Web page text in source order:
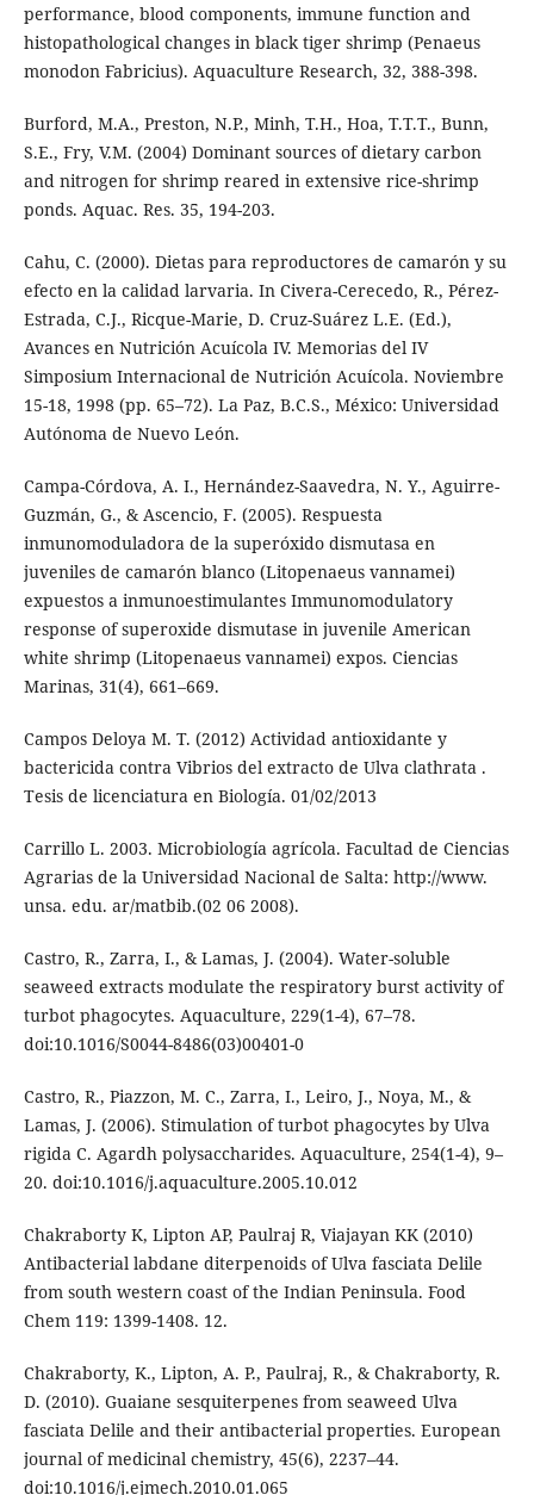
performance, blood components, immune function and
histopathological changes in black tiger shrimp (Penaeus
monodon Fabricius). Aquaculture Research, 32, 388-398.
Burford, M.A., Preston, N.P., Minh, T.H., Hoa, T.T.T., Bunn,
S.E., Fry, V.M. (2004) Dominant sources of dietary carbon
and nitrogen for shrimp reared in extensive rice-shrimp
ponds. Aquac. Res. 35, 194-203.
Cahu, C. (2000). Dietas para reproductores de camarón y su
efecto en la calidad larvaria. In Civera-Cerecedo, R., Pérez-
Estrada, C.J., Ricque-Marie, D. Cruz-Suárez L.E. (Ed.),
Avances en Nutrición Acuícola IV. Memorias del IV
Simposium Internacional de Nutrición Acuícola. Noviembre
15-18, 1998 (pp. 65–72). La Paz, B.C.S., México: Universidad
Autónoma de Nuevo León.
Campa-Córdova, A. I., Hernández-Saavedra, N. Y., Aguirre-
Guzmán, G., & Ascencio, F. (2005). Respuesta
inmunomoduladora de la superóxido dismutasa en
juveniles de camarón blanco (Litopenaeus vannamei)
expuestos a inmunoestimulantes Immunomodulatory
response of superoxide dismutase in juvenile American
white shrimp (Litopenaeus vannamei) expos. Ciencias
Marinas, 31(4), 661–669.
Campos Deloya M. T. (2012) Actividad antioxidante y
bactericida contra Vibrios del extracto de Ulva clathrata .
Tesis de licenciatura en Biología. 01/02/2013
Carrillo L. 2003. Microbiología agrícola. Facultad de Ciencias
Agrarias de la Universidad Nacional de Salta: http://www.
unsa. edu. ar/matbib.(02 06 2008).
Castro, R., Zarra, I., & Lamas, J. (2004). Water-soluble
seaweed extracts modulate the respiratory burst activity of
turbot phagocytes. Aquaculture, 229(1-4), 67–78.
doi:10.1016/S0044-8486(03)00401-0
Castro, R., Piazzon, M. C., Zarra, I., Leiro, J., Noya, M., &
Lamas, J. (2006). Stimulation of turbot phagocytes by Ulva
rigida C. Agardh polysaccharides. Aquaculture, 254(1-4), 9–
20. doi:10.1016/j.aquaculture.2005.10.012
Chakraborty K, Lipton AP, Paulraj R, Viajayan KK (2010)
Antibacterial labdane diterpenoids of Ulva fasciata Delile
from south western coast of the Indian Peninsula. Food
Chem 119: 1399-1408. 12.
Chakraborty, K., Lipton, A. P., Paulraj, R., & Chakraborty, R.
D. (2010). Guaiane sesquiterpenes from seaweed Ulva
fasciata Delile and their antibacterial properties. European
journal of medicinal chemistry, 45(6), 2237–44.
doi:10.1016/j.ejmech.2010.01.065